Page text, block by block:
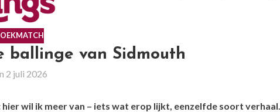
ballinge van Sidmouth
2 juli 2026
wil ik meer van – iets wat erop lijkt, eenzelfde soort